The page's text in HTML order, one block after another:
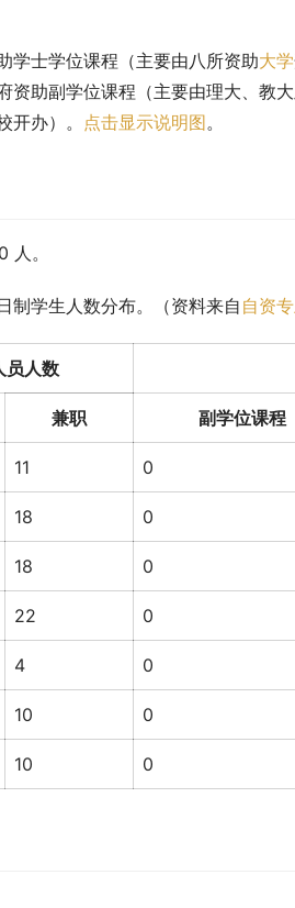
学士学位课程（主要由八所资助大学
资助副学位课程（主要由理大、教
办）。 点击显示说明图。
。
制学生人数分布。（资料来自自资
员人数
兼职 副学位课程
11 0
18 0
18 0
22 0
4 0
10 0
10 0